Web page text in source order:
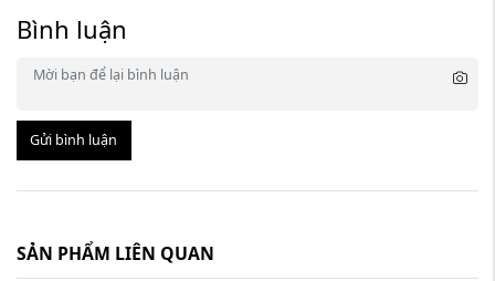
Bình luận
Gửi bình luận
SẢN PHẨM LIÊN QUAN